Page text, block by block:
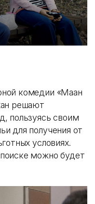
комедии «Маған
решают
пользуясь своим
для получения от
условиях.
можно будет